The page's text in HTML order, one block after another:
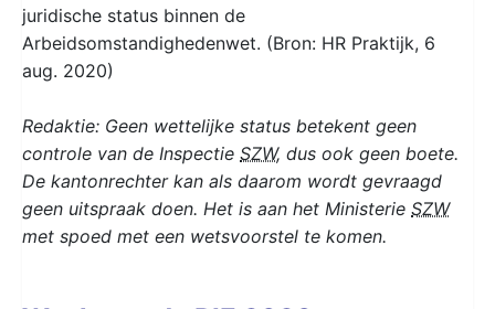
juridische status binnen de
Arbeidsomstandighedenwet. (Bron: HR Praktijk, 6
aug. 2020)
Redaktie: Geen wettelijke status betekent geen
controle van de Inspectie SZW, dus ook geen boete.
De kantonrechter kan als daarom wordt gevraagd
geen uitspraak doen. Het is aan het Ministerie SZW
met spoed met een wetsvoorstel te komen.